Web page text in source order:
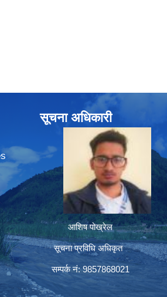
सूचना अधिकारी
आशिष पोख्रेल
सूचना प्रविधि अधिकृत
सम्पर्क नं: 9857868021